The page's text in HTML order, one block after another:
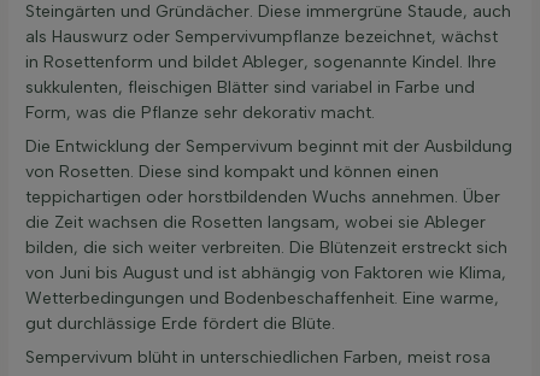
Steingärten und Gründächer. Diese immergrüne Staude, auch
als Hauswurz oder Sempervivumpflanze bezeichnet, wächst
in Rosettenform und bildet Ableger, sogenannte Kindel. Ihre
sukkulenten, fleischigen Blätter sind variabel in Farbe und
Form, was die Pflanze sehr dekorativ macht.
Die Entwicklung der Sempervivum beginnt mit der Ausbildung
von Rosetten. Diese sind kompakt und können einen
teppichartigen oder horstbildenden Wuchs annehmen. Über
die Zeit wachsen die Rosetten langsam, wobei sie Ableger
bilden, die sich weiter verbreiten. Die Blütenzeit erstreckt sich
von Juni bis August und ist abhängig von Faktoren wie Klima,
Wetterbedingungen und Bodenbeschaffenheit. Eine warme,
gut durchlässige Erde fördert die Blüte.
Sempervivum blüht in unterschiedlichen Farben, meist rosa